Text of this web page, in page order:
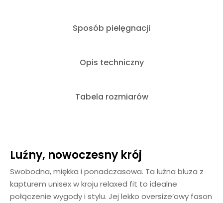
Sposób pielęgnacji
Opis techniczny
Tabela rozmiarów
Luźny, nowoczesny krój
Swobodna, miękka i ponadczasowa. Ta luźna bluza z
kapturem unisex w kroju relaxed fit to idealne
połączenie wygody i stylu. Jej lekko oversize’owy fason